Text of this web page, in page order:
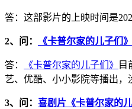
答：这部影片的上映时间是
2、问： 《卡普尔家的儿子们》
答： 《卡普尔家的儿子们》
目
艺、优酷、小小影院等播出，
3、问： 喜剧片《卡普尔家的儿